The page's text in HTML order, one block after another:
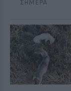
ΣΉΜΕΡΑ